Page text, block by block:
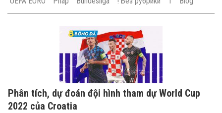
Phân tích, dự đoán đội hình tham dự World Cup
2022 của Croatia